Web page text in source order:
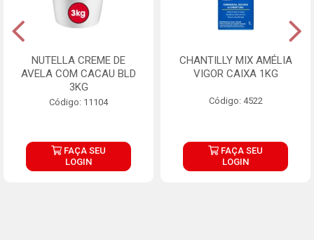
NUTELLA CREME DE
AVELA COM CACAU BLD
3KG
Código: 11104
FAÇA SEU
LOGIN
CHANTILLY MIX AMÉLIA
VIGOR CAIXA 1KG
Código: 4522
FAÇA SEU
LOGIN